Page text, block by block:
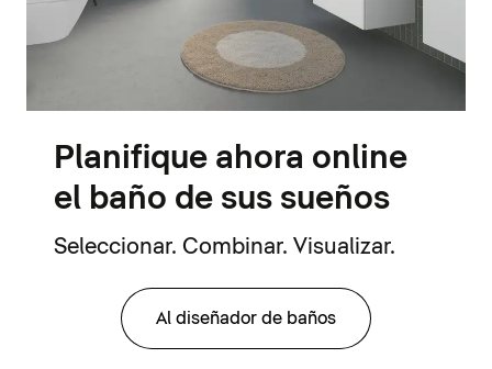
Planifique ahora online
el baño de sus sueños
Seleccionar. Combinar. Visualizar.
Al diseñador de baños